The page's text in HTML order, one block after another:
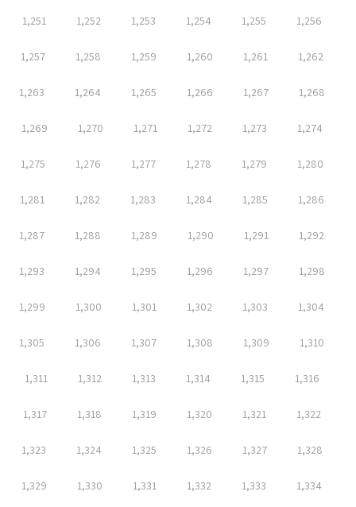
1,251 1,252 1,253 1,254 1,255 1,256
1,257 1,258 1,259 1,260 1,261 1,262
1,263 1,264 1,265 1,266 1,267 1,268
1,269 1,270 1,271 1,272 1,273 1,274
1,275 1,276 1,277 1,278 1,279 1,280
1,281 1,282 1,283 1,284 1,285 1,286
1,287 1,288 1,289 1,290 1,291 1,292
1,293 1,294 1,295 1,296 1,297 1,298
1,299 1,300 1,301 1,302 1,303 1,304
1,305 1,306 1,307 1,308 1,309 1,310
1,311 1,312 1,313 1,314 1,315 1,316
1,317 1,318 1,319 1,320 1,321 1,322
1,323 1,324 1,325 1,326 1,327 1,328
1,329 1,330 1,331 1,332 1,333 1,334